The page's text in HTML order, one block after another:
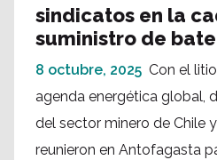
sindicatos en la
suministro de
8 octubre, 2025 Con el
agenda energética global,
del sector minero de Chile
reunieron en Antofagasta